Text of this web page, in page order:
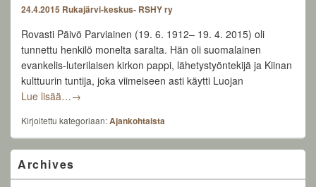
24.4.2015 Rukajärvi-keskus- RSHY ry
Rovasti Päivö Parviainen (19. 6. 1912– 19. 4. 2015) oli
tunnettu henkilö monelta saralta. Hän oli suomalainen
evankelis-luterilaisen kirkon pappi, lähetystyöntekijä ja Kiinan
kulttuurin tuntija, joka viimeiseen asti käytti Luojan
Lue lisää…Rovasti lähetystyöntekijä – Päivö Parviainen – eli niin
→
Kirjoitettu kategoriaan:Ajankohtaista
Primary
Sidebar
Archives